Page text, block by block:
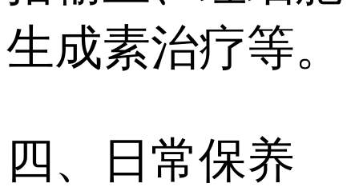
生成素治疗等。
四、日常保养